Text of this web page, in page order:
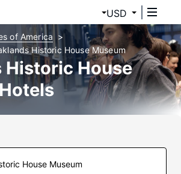
USD
of America
Historic House Museum
Historic House